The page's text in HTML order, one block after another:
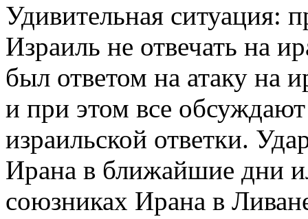
Удивительная ситуация:
Израиль не отвечать на
был ответом на атаку на
и при этом все
израильской ответки.
Ирана в ближайшие дни
союзниках Ирана в